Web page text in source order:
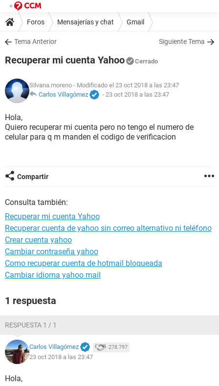
Foros Mensajerías y chat Gmail
Tema Anterior Siguiente Tema
Recuperar mi cuenta Yahoo Cerrado
Silvana.moreno - Modificado el 23 oct 2018 a las 23:47
Carlos Villagómez
- 23 oct 2018 a las 23:47
Hola,
Quiero recuperar mi cuenta pero no tengo el numero de
celular para q m manden el codigo de verificacion
Compartir
Consulta también:
Recuperar mi cuenta Yahoo
Recuperar cuenta de yahoo sin correo alternativo ni teléfono
Crear cuenta yahoo
Cambiar contraseña yahoo
Como recuperar cuenta de hotmail bloqueada
Cambiar idioma yahoo mail
1 respuesta
RESPUESTA 1 / 1
Carlos Villagómez 278.797
23 oct 2018 a las 23:47
Hola,